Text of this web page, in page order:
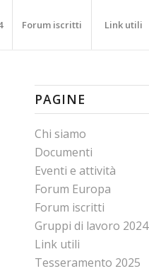
Forum iscritti Link utili
PAGINE
Chi siamo
Documenti
Eventi e attività
Forum Europa
Forum iscritti
Gruppi di lavoro 2024
Link utili
Tesseramento 2025